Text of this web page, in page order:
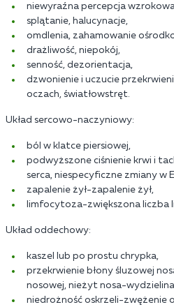
niewyraźna percepcja
splątanie, halucynacje,
omdlenia, zahamowanie
drażliwość, niepokój,
senność, dezorientacja,
dzwonienie i uczucie
oczach, światłowstręt.
Układ sercowo-naczyniowy:
ból w klatce piersiowej,
podwyższone ciśnienie krwi i
serca, niespecyficzne zmiany w
zapalenie żył-zapalenie żył,
limfocytoza-zwiększona liczba
Układ oddechowy:
kaszel lub po prostu chrypka,
przekrwienie błony śluzowej
nosowej, nieżyt nosa-wydzielina
niedrożność oskrzeli-zwężenie